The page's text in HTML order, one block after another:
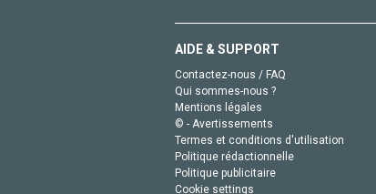
AIDE & SUPPORT
Contactez-nous / FAQ
Qui sommes-nous ?
Mentions légales
© - Avertissements
Termes et conditions d'utilisation
Politique rédactionnelle
Politique publicitaire
Cookie settings